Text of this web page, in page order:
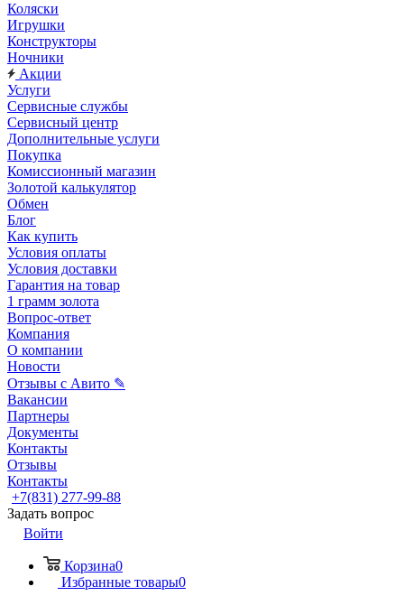
Коляски
Игрушки
Конструкторы
Ночники
Акции
Услуги
Сервисные службы
Сервисный центр
Дополнительные услуги
Покупка
Комиссионный магазин
Золотой калькулятор
Обмен
Блог
Как купить
Условия оплаты
Условия доставки
Гарантия на товар
1 грамм золота
Вопрос-ответ
Компания
О компании
Новости
Отзывы с Авито ✎
Вакансии
Партнеры
Документы
Контакты
Отзывы
Контакты
+7(831) 277-99-88
Задать вопрос
Войти
Корзина0
Избранные товары0